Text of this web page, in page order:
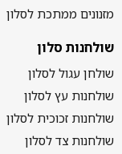
מזנונים ממתכת לסלון
שולחנות סלון
שולחן עגול לסלון
שולחנות עץ לסלון
שולחנות זכוכית לסלון
שולחנות צד לסלון